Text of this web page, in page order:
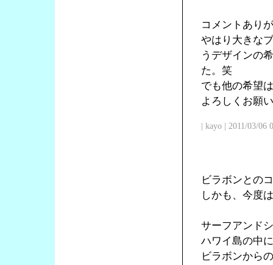
コメントあり
やはり大きな
うデザインの
た。笑
でも他の希望
よろしくお願
| kayo | 2011/03/06
ビラボンとの
しかも、今度
サーフアンド
ハワイ島の中
ビラボンから